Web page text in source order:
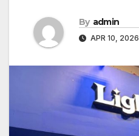
By admin
APR 10, 2026